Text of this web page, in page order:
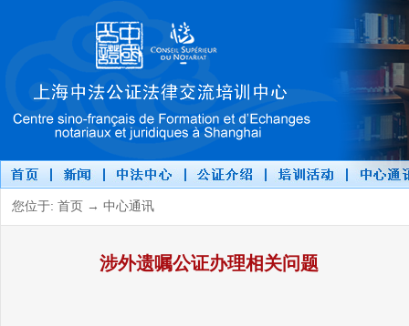
您位于: 首页 → 中心通讯
涉外遗嘱公证办理相关问题